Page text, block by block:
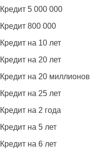
Кредит 5 000 000
Кредит 800 000
Кредит на 10 лет
Кредит на 20 лет
Кредит на 20 миллионов
Кредит на 25 лет
Кредит на 2 года
Кредит на 5 лет
Кредит на 6 лет